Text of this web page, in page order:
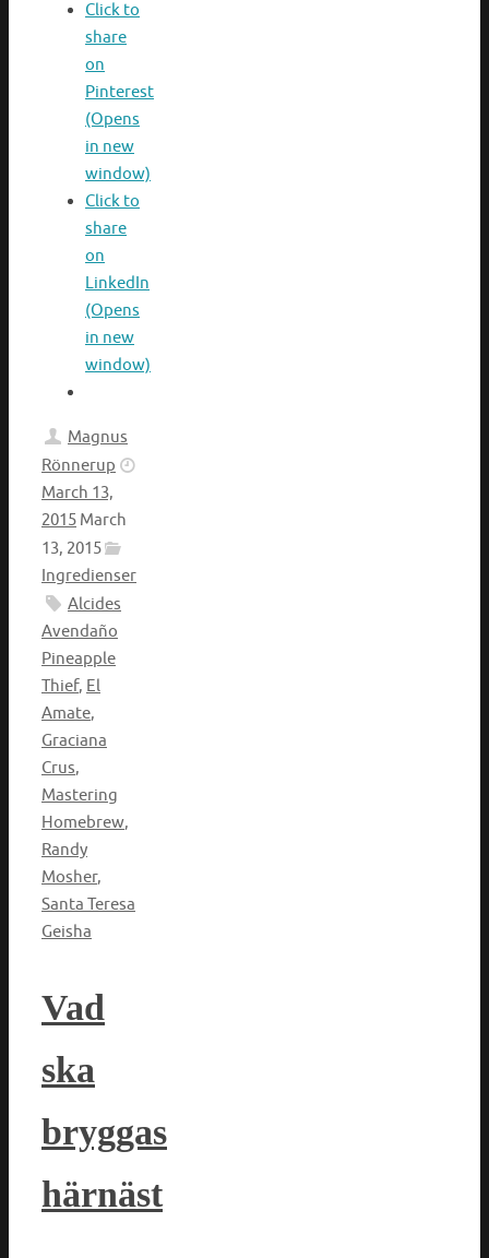
Click to
share
on
Pinterest
(Opens
in new
window)
Click to
share
on
LinkedIn
(Opens
in new
window)
Magnus
Rönnerup
March 13,
2015 March
13, 2015
Ingredienser
Alcides
Avendaño
Pineapple
Thief, El
Amate,
Graciana
Crus,
Mastering
Homebrew,
Randy
Mosher,
Santa Teresa
Geisha
Vad
ska
bryggas
härnäst